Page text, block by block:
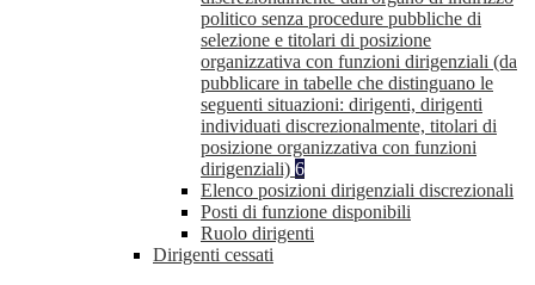
politico senza procedure pubbliche di
selezione e titolari di posizione
organizzativa con funzioni dirigenziali (da
pubblicare in tabelle che distinguano le
seguenti situazioni: dirigenti, dirigenti
individuati discrezionalmente, titolari di
posizione organizzativa con funzioni
dirigenziali) 6
Elenco posizioni dirigenziali discrezionali
Posti di funzione disponibili
Ruolo dirigenti
Dirigenti cessati